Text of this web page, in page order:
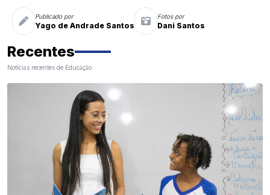
Publicado por
Yago de Andrade Santos
Fotos por
Dani Santos
Recentes
Notícias recentes de Educação